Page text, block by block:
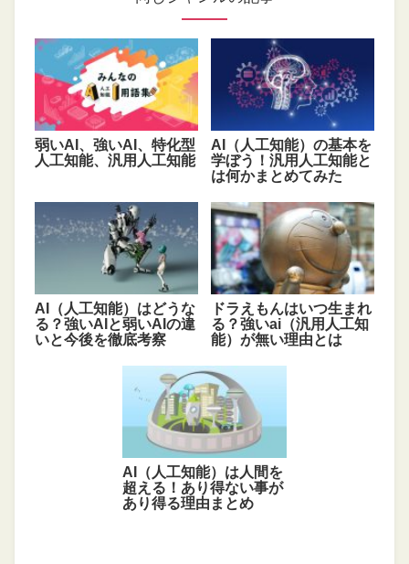
弱いAI、強いAI、特化型
人工知能、汎用人工知能
AI（人工知能）の基本を
学ぼう！汎用人工知能と
は何かまとめてみた
AI（人工知能）はどうな
る？強いAIと弱いAIの違
いと今後を徹底考察
ドラえもんはいつ生まれ
る？強いai（汎用人工知
能）が無い理由とは
AI（人工知能）は人間を
超える！あり得ない事が
あり得る理由まとめ